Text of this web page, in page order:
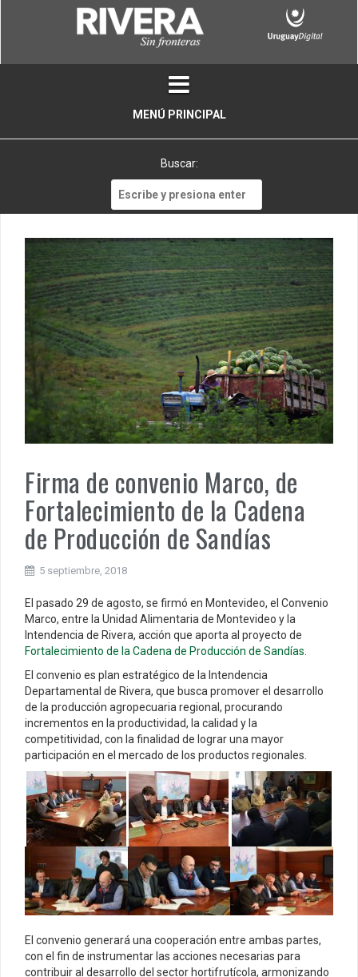
MENÚ PRINCIPAL
Buscar:
Firma de convenio Marco, de
Fortalecimiento de la Cadena
de Producción de Sandías
5 septiembre, 2018
El pasado 29 de agosto, se firmó en Montevideo, el Convenio
Marco, entre la Unidad Alimentaria de Montevideo y la
Intendencia de Rivera, acción que aporta al proyecto de
Fortalecimiento de la Cadena de Producción de Sandías
El convenio es plan estratégico de la Intendencia
Departamental de Rivera, que busca promover el desarrollo
de la producción agropecuaria regional, procurando
incrementos en la productividad, la calidad y la
competitividad, con la finalidad de lograr una mayor
participación en el mercado de los productos regionales.
El convenio generará una cooperación entre ambas partes,
con el fin de instrumentar las acciones necesarias para
contribuir al desarrollo del sector hortifrutícola, armonizando